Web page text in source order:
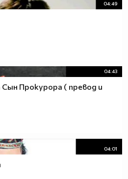
04:49
04:43
Прокурора ( превод и
04:01